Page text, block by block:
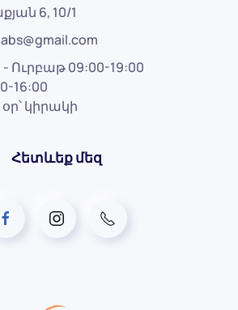
6, 10/1
Ուրբաթ 09:00-19:00
16:00
կիրակի
Հետևեք մեզ